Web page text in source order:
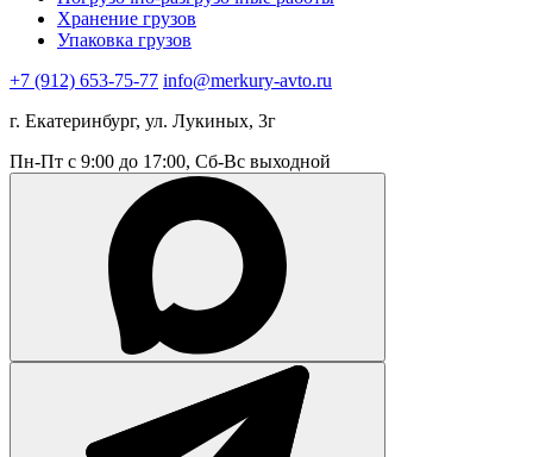
Хранение грузов
Упаковка грузов
+7 (912) 653-75-77 info@merkury-avto.ru
г. Екатеринбург, ул. Лукиных, 3г
Пн-Пт с 9:00 до 17:00, Сб-Вс выходной